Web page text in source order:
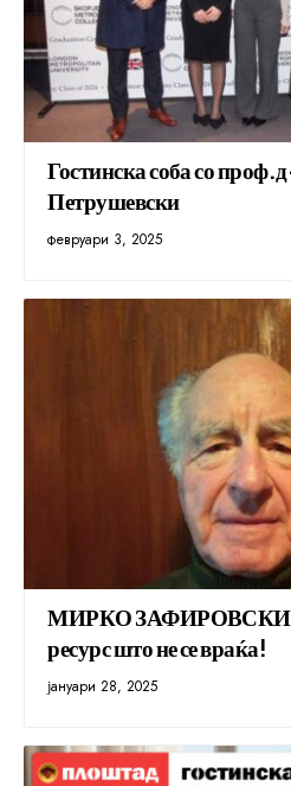
Гостинска соба со
Петрушевски
февруари 3, 2025
МИРКО ЗАФИРОВСКИ:
ресурс што не се враќа!
јануари 28, 2025